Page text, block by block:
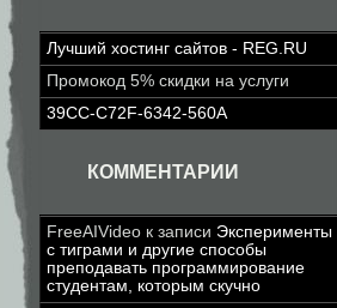
Лучший хостинг сайтов - REG.RU
Промокод 5% скидки на услуги
39CC-C72F-6342-560A
КОММЕНТАРИИ
FreeAIVideo к записи Эксперименты
с тиграми и другие способы
преподавать программирование
студентам, которым скучно